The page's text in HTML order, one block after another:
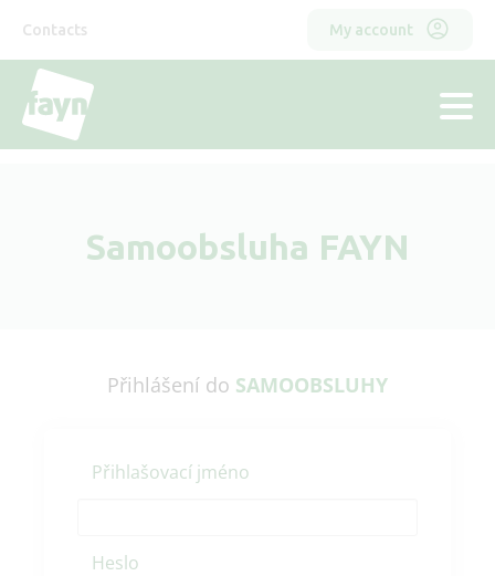
content
Odkazy
hlavička
Contacts
Horní
My account
Samoobsluha FAYN
Přihlášení do SAMOOBSLUHY
Přihlašovací jméno
Heslo